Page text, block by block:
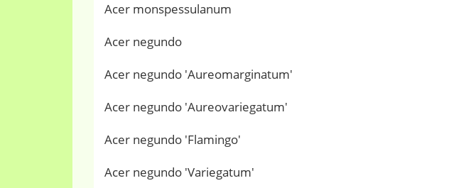
Acer monspessulanum
Acer negundo
Acer negundo 'Aureomarginatum'
Acer negundo 'Aureovariegatum'
Acer negundo 'Flamingo'
Acer negundo 'Variegatum'